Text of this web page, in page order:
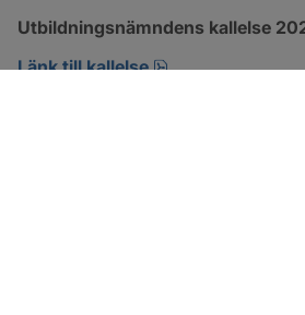
Utbildningsnämndens kallelse
Länk till kallelse
pdf, öppnas i